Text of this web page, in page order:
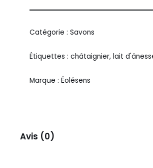
Alternative:
Catégorie :Savons
Étiquettes :châtaignier,lait
Marque :Éolésens
Avis (0)